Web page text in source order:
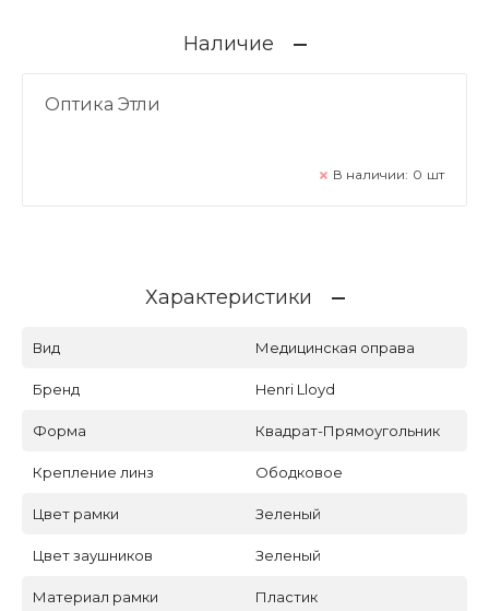
Наличие
Оптика Этли
В наличии: 0 шт
Характеристики
Вид Медицинская оправа
Бренд Henri Lloyd
Форма Квадрат-Прямоугольник
Крепление линз Ободковое
Цвет рамки Зеленый
Цвет заушников Зеленый
Материал рамки Пластик